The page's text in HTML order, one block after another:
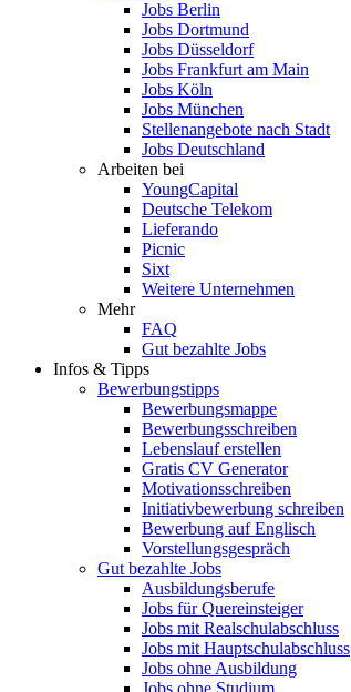
Jobs Berlin
Jobs Dortmund
Jobs Düsseldorf
Jobs Frankfurt am Main
Jobs Köln
Jobs München
Stellenangebote nach Stadt
Jobs Deutschland
Arbeiten bei
YoungCapital
Deutsche Telekom
Lieferando
Picnic
Sixt
Weitere Unternehmen
Mehr
FAQ
Gut bezahlte Jobs
Infos & Tipps
Bewerbungstipps
Bewerbungsmappe
Bewerbungsschreiben
Lebenslauf erstellen
Gratis CV Generator
Motivationsschreiben
Initiativbewerbung schreiben
Bewerbung auf Englisch
Vorstellungsgespräch
Gut bezahlte Jobs
Ausbildungsberufe
Jobs für Quereinsteiger
Jobs mit Realschulabschluss
Jobs mit Hauptschulabschluss
Jobs ohne Ausbildung
Jobs ohne Studium